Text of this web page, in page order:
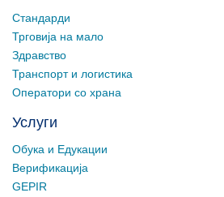
Стандарди
Трговија на мало
Здравство
Транспорт и логистика
Оператори со храна
Услуги
Обука и Едукации
Верификација
GEPIR